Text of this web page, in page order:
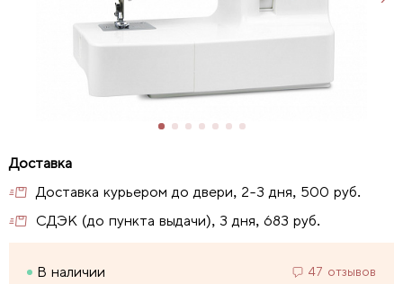
Доставка курьером до двери, 2-3 дня, 500 руб.
СДЭК (до пункта выдачи), 3 дня, 683 руб.
В наличии 47 отзывов